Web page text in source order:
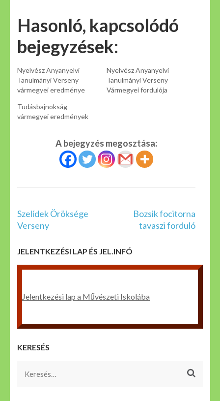
Hasonló, kapcsolódó
bejegyzések:
Nyelvész Anyanyelvi
Tanulmányi Verseny
vármegyei eredménye
Nyelvész Anyanyelvi
Tanulmányi Verseny
Vármegyei fordulója
Tudásbajnokság
vármegyei eredmények
A bejegyzés megosztása:
Bejegyzés
navigáció
Szelídek Öröksége
Verseny
Bozsik focitorna
tavaszi forduló
JELENTKEZÉSI LAP ÉS JEL.INFÓ
Jelentkezési lap a Művészeti Iskolába
KERESÉS
Keresés: